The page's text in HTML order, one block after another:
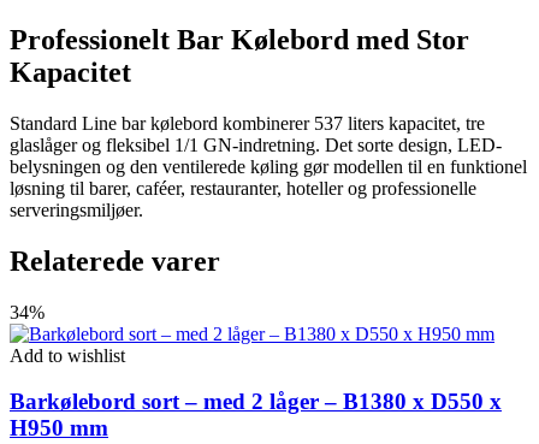
Professionelt Bar Kølebord med Stor
Kapacitet
Standard Line bar kølebord kombinerer 537 liters kapacitet, tre
glaslåger og fleksibel 1/1 GN-indretning. Det sorte design, LED-
belysningen og den ventilerede køling gør modellen til en funktionel
løsning til barer, caféer, restauranter, hoteller og professionelle
serveringsmiljøer.
Relaterede varer
34%
Add to wishlist
Barkølebord sort – med 2 låger – B1380 x D550 x
H950 mm